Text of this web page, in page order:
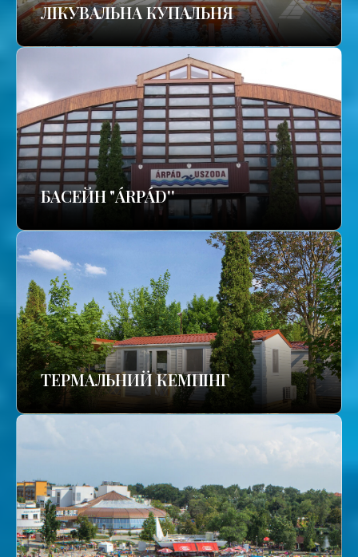
ЛІКУВАЛЬНА КУПАЛЬНЯ
БАСЕЙН "ÁRPÁD''
ТЕРМАЛЬНИЙ КЕМПІНГ